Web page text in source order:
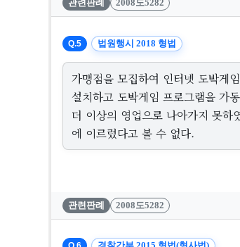
관련판례 2008도5282
Q.5 법원행시 2018 형법
가맹점을 모집하여 인터넷 도박게
설치하고 도박게임 프로그램을 가
더 이상의 영업으로 나아가지 못하
에 이르렀다고 볼 수 없다.
관련판례 2008도5282